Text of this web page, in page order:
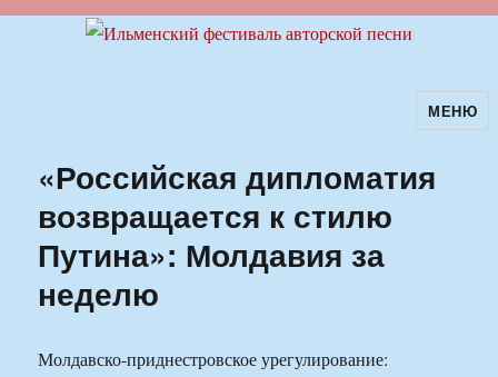
Ильменский фестиваль авторскойМЕНЮ
«Российская дипломатия
возвращается к стилю
Путина»: Молдавия за
неделю
Молдавско-приднестровское урегулирование: